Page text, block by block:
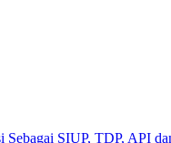
Sebagai SIUP, TDP, API